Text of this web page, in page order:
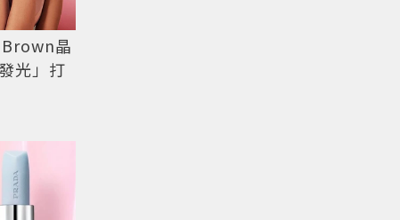
晶
光」打